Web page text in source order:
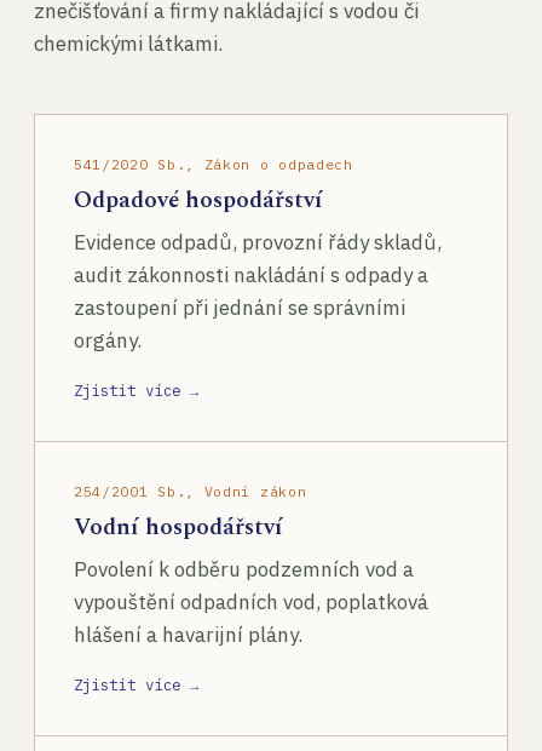
znečišťování a firmy nakládající s vodou či
chemickými látkami.
541/2020 Sb., Zákon o odpadech
Odpadové hospodářství
Evidence odpadů, provozní řády skladů,
audit zákonnosti nakládání s odpady a
zastoupení při jednání se správními
orgány.
Zjistit více →
254/2001 Sb., Vodní zákon
Vodní hospodářství
Povolení k odběru podzemních vod a
vypouštění odpadních vod, poplatková
hlášení a havarijní plány.
Zjistit více →